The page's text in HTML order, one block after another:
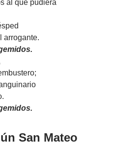
al que pudiera
arrogante.
San Mateo